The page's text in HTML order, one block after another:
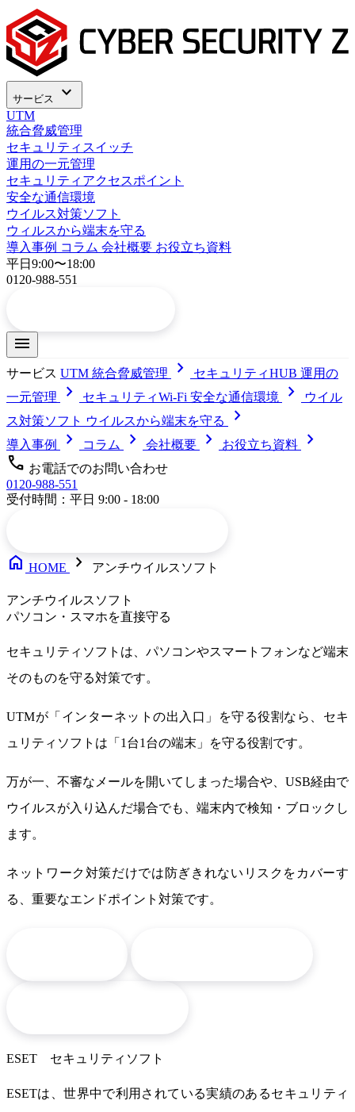
サービス expand_more
UTM
統合脅威管理
セキュリティスイッチ
運用の一元管理
セキュリティアクセスポイント
安全な通信環境
ウイルス対策ソフト
ウィルスから端末を守る
導入事例 コラム 会社概要 お役立ち資料
平日9:00〜18:00
0120-988-551
menu
サービス UTM 統合脅威管理 chevron_right セキュリティHUB 運用の
一元管理
chevron_right セキュリティWi-Fi 安全な通信環境 chevron_right
ウイル
ス対策ソフト ウイルスから端末を守る chevron_right
導入事例 chevron_right コラム chevron_right 会社概要 chevron_right お役立ち資料
chevron_right
call お電話でのお問い合わせ
0120-988-551
受付時間：平日 9:00 - 18:00
home HOME chevron_right アンチウイルスソフト
アンチウイルスソフト
パソコン・スマホを直接守る
セキュリティソフト は、パソコンやスマートフォンなど端末
そのものを守る対策です。
UTMが「インターネットの出入口」を守る役割なら、セキ
ュリティソフトは「1台1台の端末」を守る役割です。
万が一、 不審なメールを開いてしまった場合や、USB経由で
ウイルスが入り込んだ場合でも、端末内で検知・ブロックし
ます。
ネットワーク対策だけでは防ぎきれないリスクをカバーす
る、重要なエンドポイント対策です。
ESET セキュリティソフト
ESETは、世界中で利用されている実績のあるセキュリティ